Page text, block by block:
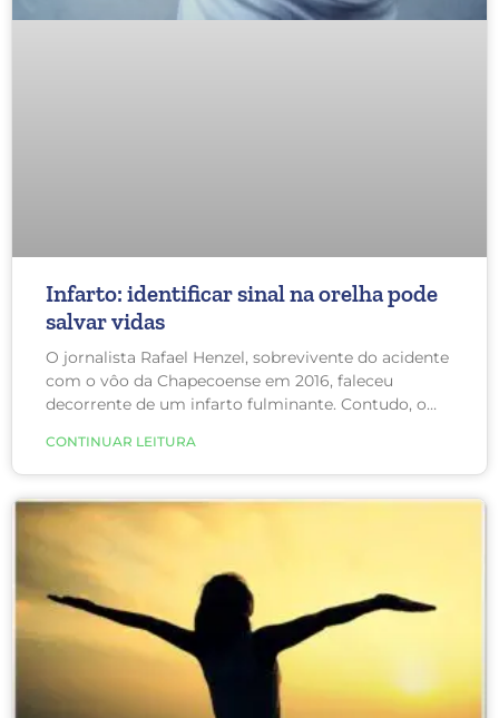
Infarto: identificar sinal na orelha pode
salvar vidas
O jornalista Rafael Henzel, sobrevivente do acidente
com o vôo da Chapecoense em 2016, faleceu
decorrente de um infarto fulminante. Contudo, o
apresentava um sinal nas orelhas que poderia ter
salvado a vida dele.
CONTINUAR LEITURA